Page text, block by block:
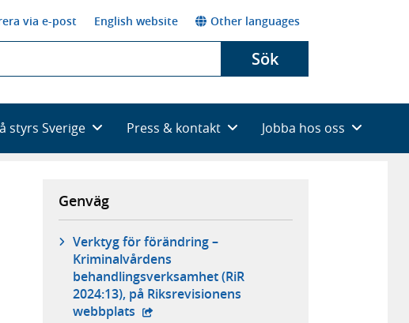
via e-post English website Other languages
Sök
styrs Sverige Press & kontakt Jobba hos oss
Genväg
Verktyg för förändring –
Kriminalvårdens
behandlingsverksamhet (RiR
2024:13), på Riksrevisionens
webbplats - extern webbplats,